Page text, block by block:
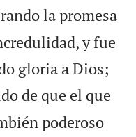
la promesa
y fue
gloria a Dios;
de que el que
poderoso